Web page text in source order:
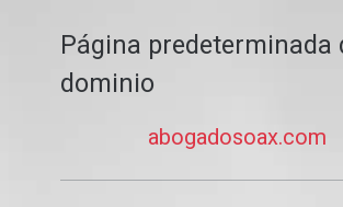
Página predeterminada
dominio
abogadosoax.com